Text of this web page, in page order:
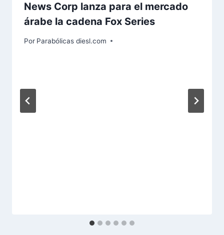
News Corp lanza para el mercado
árabe la cadena Fox Series
Por Parabólicas diesl.com